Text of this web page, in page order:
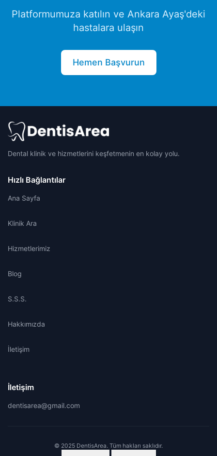
Platformumuza katılın ve Ankara Ayaş'deki
hastalara ulaşın
Hemen Başvurun
Dental klinik ve hizmetlerini keşfetmenin en kolay yolu.
Hızlı Bağlantılar
Ana Sayfa
Klinik Ara
Hizmetlerimiz
Blog
S.S.S.
Hakkımızda
İletişim
İletişim
dentisarea@gmail.com
© 2025 DentisArea. Tüm hakları saklıdır.